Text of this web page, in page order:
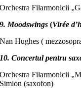
Orchestra Filarmonicii
9. Moodswings(Virée
Nan Hughes (
10. Concertul pentru
Orchestra Filarmonicii
Simion (saxofon)